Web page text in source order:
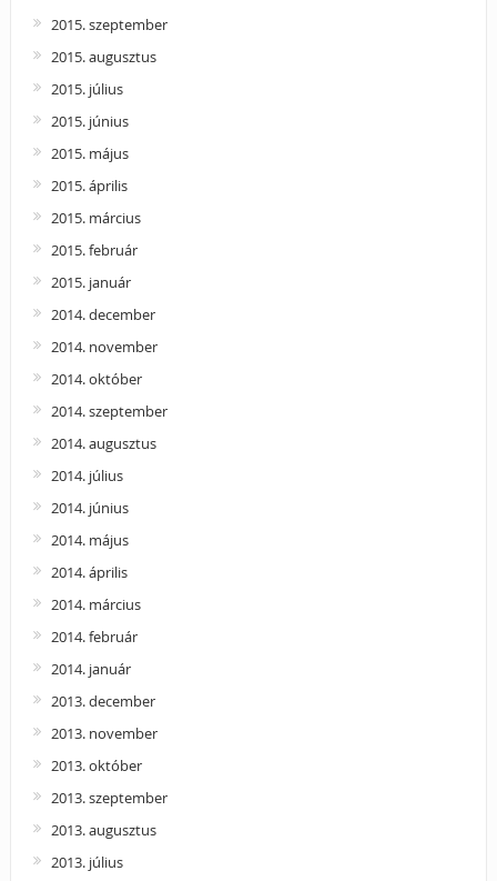
2015. szeptember
2015. augusztus
2015. július
2015. június
2015. május
2015. április
2015. március
2015. február
2015. január
2014. december
2014. november
2014. október
2014. szeptember
2014. augusztus
2014. július
2014. június
2014. május
2014. április
2014. március
2014. február
2014. január
2013. december
2013. november
2013. október
2013. szeptember
2013. augusztus
2013. július